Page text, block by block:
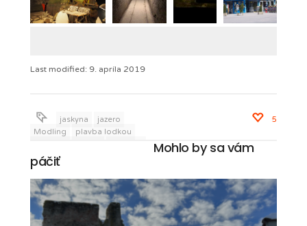
Last modified: 9. apríla 2019
jaskyna
jazero
Modling
plavba lodkou
Seegrotte
Rakusku
5
Mohlo by sa vám
páčiť